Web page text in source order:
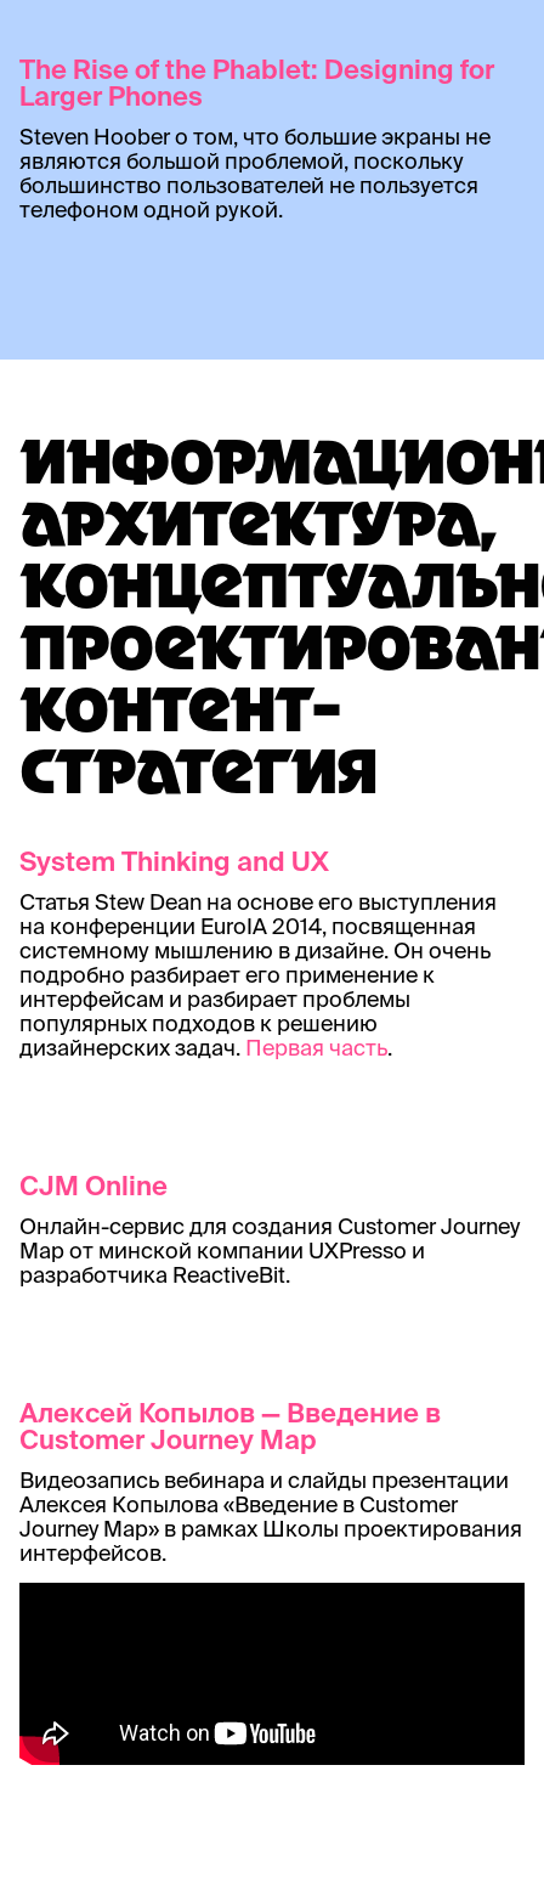
АРХИТЕКТУРА,
КОНТЕНТ-
СТРАТЕГИЯ
System Thinking and UX
Статья Stew Dean на основе его выступления
на конференции EuroIA 2014, посвященная
системному мышлению в дизайне. Он очень
подробно разбирает его применение к
интерфейсам и разбирает проблемы
популярных подходов к решению
дизайнерских задач. Первая часть.
CJM Online
Онлайн-сервис для создания Customer Journey
Map от минской компании UXPresso и
разработчика ReactiveBit.
Алексей Копылов — Введение в
Customer Journey Map
Видеозапись вебинара и слайды презентации
Алексея Копылова «Введение в Customer
Journey Map» в рамках Школы проектирования
интерфейсов.
The Rise of the Phablet: Designing for
Larger Phones
Steven Hoober о том, что большие экраны не
являются большой проблемой, поскольку
большинство пользователей не пользуется
телефоном одной рукой.